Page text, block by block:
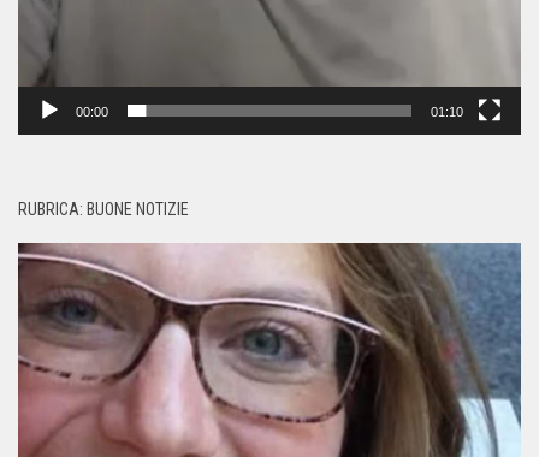
00:00 01:10
RUBRICA: BUONE NOTIZIE